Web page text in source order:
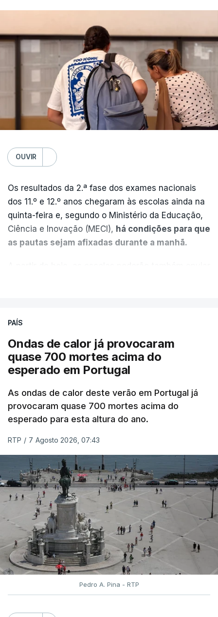
OUVIR
Os resultados da 2.ª fase dos exames nacionais
dos 11.º e 12.º anos chegaram às escolas ainda na
quinta-feira e, segundo o Ministério da Educação,
Ciência e Inovação (MECI), há condições para que
as pautas sejam afixadas durante a manhã.
dependia da apresentação de um requerimento,
mas o Governo decidiu, a partir deste ano,
disponibilizar a cópia dos exames classificados a
e rigor do processo" devido às falhas na
classificação eletrónica.
Serão também publicadas as notas da 2.ª fase
Quanto aos pedidos de reapreciação de provas
realizadas durante a 1.ª fase, os resultados só
serão disponibilizados às escolas hoje, mas o MECI
assegurou que as pautas serão afixadas durante a
tarde.
A tutela justificou a demora no processo de
reapreciações com o "elevado número de
pedidos", que este ano ultrapassou os 20 mil,
Após a publicação desses resultados, os alunos
PAÍS
Ondas de calor já provocaram
quase 700 mortes acima do
esperado em Portugal
As ondas de calor deste verão em Portugal já
provocaram quase 700 mortes acima do
esperado para esta altura do ano.
RTP / 7 Agosto 2026, 07:43
Pedro A. Pina - RTP